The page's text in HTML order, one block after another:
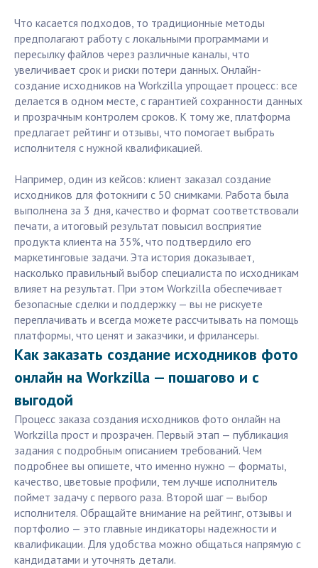
Что касается подходов, то традиционные методы
предполагают работу с локальными программами и
пересылку файлов через различные каналы, что
увеличивает срок и риски потери данных. Онлайн-
создание исходников на Workzilla упрощает процесс: все
делается в одном месте, с гарантией сохранности данных
и прозрачным контролем сроков. К тому же, платформа
предлагает рейтинг и отзывы, что помогает выбрать
исполнителя с нужной квалификацией.
Например, один из кейсов: клиент заказал создание
исходников для фотокниги с 50 снимками. Работа была
выполнена за 3 дня, качество и формат соответствовали
печати, а итоговый результат повысил восприятие
продукта клиента на 35%, что подтвердило его
маркетинговые задачи. Эта история доказывает,
насколько правильный выбор специалиста по исходникам
влияет на результат. При этом Workzilla обеспечивает
безопасные сделки и поддержку — вы не рискуете
переплачивать и всегда можете рассчитывать на помощь
платформы, что ценят и заказчики, и фрилансеры.
Как заказать создание исходников фото
онлайн на Workzilla — пошагово и с
выгодой
Процесс заказа создания исходников фото онлайн на
Workzilla прост и прозрачен. Первый этап — публикация
задания с подробным описанием требований. Чем
подробнее вы опишете, что именно нужно — форматы,
качество, цветовые профили, тем лучше исполнитель
поймет задачу с первого раза. Второй шаг — выбор
исполнителя. Обращайте внимание на рейтинг, отзывы и
портфолио — это главные индикаторы надежности и
квалификации. Для удобства можно общаться напрямую с
кандидатами и уточнять детали.